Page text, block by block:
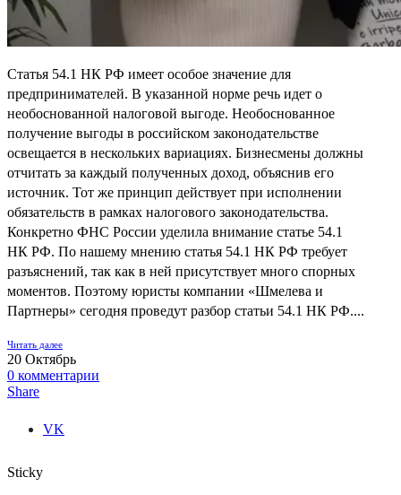
Статья 54.1 НК РФ имеет особое значение для
предпринимателей. В указанной норме речь идет о
необоснованной налоговой выгоде. Необоснованное
получение выгоды в российском законодательстве
освещается в нескольких вариациях. Бизнесмены должны
отчитать за каждый полученных доход, объяснив его
источник. Тот же принцип действует при исполнении
обязательств в рамках налогового законодательства.
Конкретно ФНС России уделила внимание статье 54.1
НК РФ. По нашему мнению статья 54.1 НК РФ требует
разъяснений, так как в ней присутствует много спорных
моментов. Поэтому юристы компании «Шмелева и
Партнеры» сегодня проведут разбор статьи 54.1 НК РФ....
Читать далее
20 Октябрь
0 комментарии
Share
VK
Sticky